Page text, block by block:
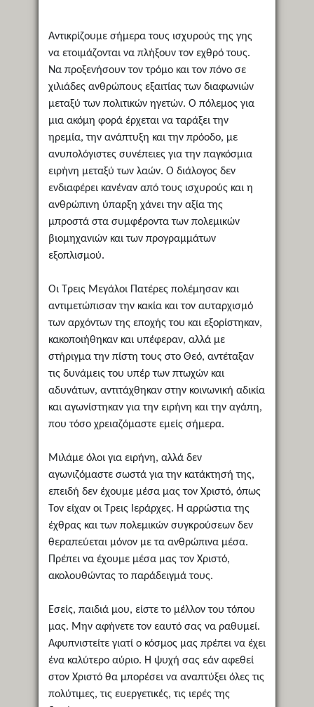
Αντικρίζουμε σήμερα τους ισχυρούς της γης
να ετοιμάζονται να πλήξουν τον εχθρό τους.
Να προξενήσουν τον τρόμο και τον πόνο σε
χιλιάδες ανθρώπους εξαιτίας των διαφωνιών
μεταξύ των πολιτικών ηγετών. Ο πόλεμος για
μια ακόμη φορά έρχεται να ταράξει την
ηρεμία, την ανάπτυξη και την πρόοδο, με
ανυπολόγιστες συνέπειες για την παγκόσμια
ειρήνη μεταξύ των λαών. Ο διάλογος δεν
ενδιαφέρει κανέναν από τους ισχυρούς και η
ανθρώπινη ύπαρξη χάνει την αξία της
μπροστά στα συμφέροντα των πολεμικών
βιομηχανιών και των προγραμμάτων
εξοπλισμού.
Οι Τρεις Μεγάλοι Πατέρες πολέμησαν και
αντιμετώπισαν την κακία και τον αυταρχισμό
των αρχόντων της εποχής του και εξορίστηκαν,
κακοποιήθηκαν και υπέφεραν, αλλά με
στήριγμα την πίστη τους στο Θεό, αντέταξαν
τις δυνάμεις του υπέρ των πτωχών και
αδυνάτων, αντιτάχθηκαν στην κοινωνική αδικία
και αγωνίστηκαν για την ειρήνη και την αγάπη,
που τόσο χρειαζόμαστε εμείς σήμερα.
Μιλάμε όλοι για ειρήνη, αλλά δεν
αγωνιζόμαστε σωστά για την κατάκτησή της,
επειδή δεν έχουμε μέσα μας τον Χριστό, όπως
Τον είχαν οι Τρεις Ιεράρχες. Η αρρώστια της
έχθρας και των πολεμικών συγκρούσεων δεν
θεραπεύεται μόνον με τα ανθρώπινα μέσα.
Πρέπει να έχουμε μέσα μας τον Χριστό,
ακολουθώντας το παράδειγμά τους.
Εσείς, παιδιά μου, είστε το μέλλον του τόπου
μας. Μην αφήνετε τον εαυτό σας να ραθυμεί.
Αφυπνιστείτε γιατί ο κόσμος μας πρέπει να έχει
ένα καλύτερο αύριο. Η ψυχή σας εάν αφεθεί
στον Χριστό θα μπορέσει να αναπτύξει όλες τις
πολύτιμες, τις ευεργετικές, τις ιερές της